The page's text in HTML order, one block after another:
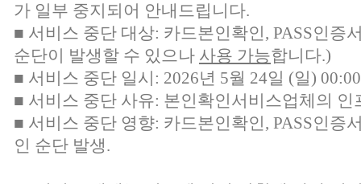
가 일부 중지되어 안내드립니다.
■ 서비스 중단 대상: 카드본인확인, PASS인증
순단이 발생할 수 있으나 사용 가능합니다.)
■ 서비스 중단 일시: 2026년 5월 24일 (일)
■ 서비스 중단 사유: 본인확인서비스업체의 인
■ 서비스 중단 영향: 카드본인확인, PASS인증
인 순단 발생.